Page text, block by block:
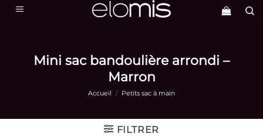
Passer
Mini sac bandoulière arrondi –
Marron
Accueil / Petits sac à main
FILTRER